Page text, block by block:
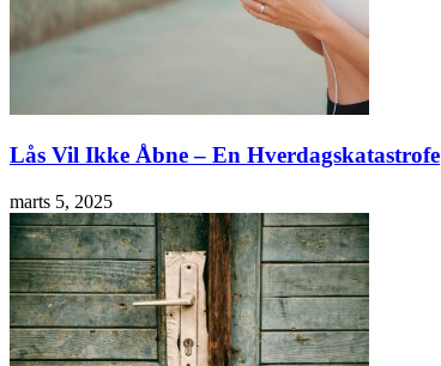
Lås Vil Ikke Åbne – En Hverdagskatastrofe
marts 5, 2025